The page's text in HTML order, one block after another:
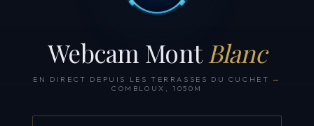
Webcam Mont Blanc
EN DIRECT DEPUIS LES TERRASSES DU CUCHET —
COMBLOUX, 1050M